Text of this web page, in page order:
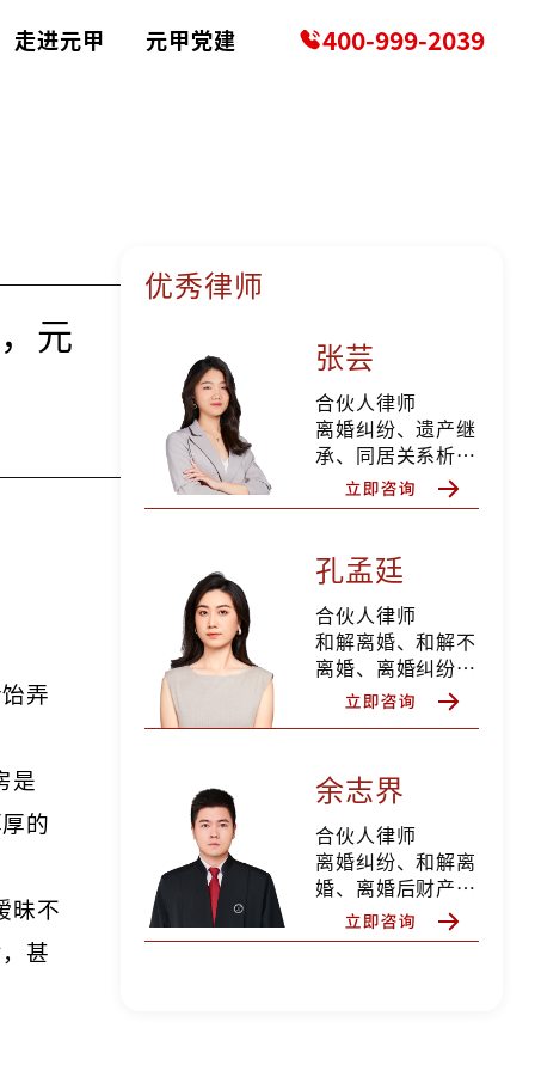
走进元甲 元甲党建 400-999-2039
元
弄
是
的
昧不
甚
优秀律师
张芸
合伙人律师
离婚纠纷、遗产继
承、同居关系析产
纠纷、分家析产纠
纷、所有权确认纠
纠纷、债权债务纠
纷、私人律师等
孔孟廷
合伙人律师
和解离婚、和解不
离婚、离婚纠纷、
离婚后财产纠纷、
抚养权纠纷、抚养
纷、变更抚养权纠
纷、遗产继承纠纷
分家析产纠纷，擅
长家庭财富规划，
私人律师等
余志界
合伙人律师
离婚纠纷、和解离
婚、离婚后财产纠
纷、股权期权分
割、财富规划、遗